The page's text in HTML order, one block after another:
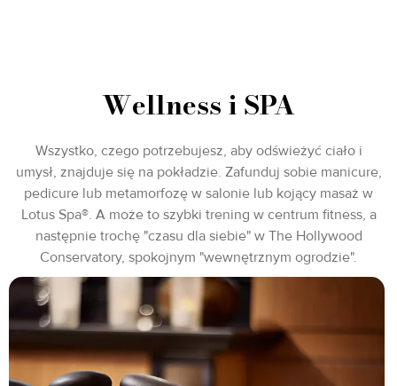
Wellness i SPA
Wszystko, czego potrzebujesz, aby odświeżyć ciało i
umysł, znajduje się na pokładzie. Zafunduj sobie manicure,
pedicure lub metamorfozę w salonie lub kojący masaż w
Lotus Spa®. A może to szybki trening w centrum fitness, a
następnie trochę "czasu dla siebie" w The Hollywood
Conservatory, spokojnym "wewnętrznym ogrodzie".